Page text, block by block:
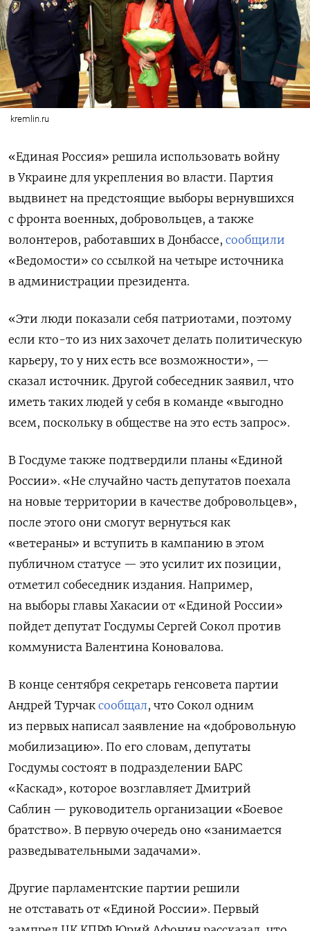
kremlin.ru
«Единая Россия» решила использовать войну
в Украине для укрепления во власти. Партия
выдвинет на предстоящие выборы вернувшихся
с фронта военных, добровольцев, а также
волонтеров, работавших в Донбассе, сообщили
«Ведомости» со ссылкой на четыре источника
в администрации президента.
«Эти люди показали себя патриотами, поэтому
если кто-то из них захочет делать политическую
карьеру, то у них есть все возможности», —
сказал источник. Другой собеседник заявил, что
иметь таких людей у себя в команде «выгодно
всем, поскольку в обществе на это есть запрос».
В Госдуме также подтвердили планы «Единой
России». «Не случайно часть депутатов поехала
на новые территории в качестве добровольцев»,
после этого они смогут вернуться как
«ветераны» и вступить в кампанию в этом
публичном статусе — это усилит их позиции,
отметил собеседник издания. Например,
на выборы главы Хакасии от «Единой России»
пойдет депутат Госдумы Сергей Сокол против
коммуниста Валентина Коновалова.
В конце сентября секретарь генсовета партии
Андрей Турчак сообщал, что Сокол одним
из первых написал заявление на «добровольную
мобилизацию». По его словам, депутаты
Госдумы состоят в подразделении БАРС
«Каскад», которое возглавляет Дмитрий
Саблин — руководитель организации «Боевое
братство». В первую очередь оно «занимается
разведывательными задачами».
Другие парламентские партии решили
не отставать от «Единой России». Первый